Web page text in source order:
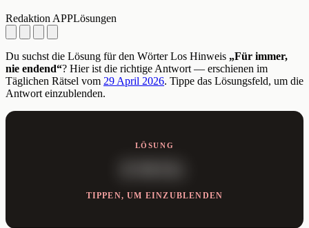
Redaktion APPLösungen
Du suchst die Lösung für den Wörter Los Hinweis „Für immer,
nie endend“? Hier ist die richtige Antwort — erschienen im
Täglichen Rätsel vom 29 April 2026. Tippe das Lösungsfeld, um die
Antwort einzublenden.
LÖSUNG
TIPPEN, UM EINZUBLENDEN